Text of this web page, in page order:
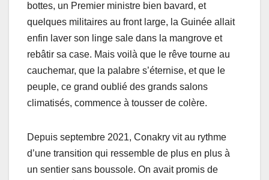
bottes, un Premier ministre bien bavard, et
quelques militaires au front large, la Guinée allait
enfin laver son linge sale dans la mangrove et
rebâtir sa case. Mais voilà que le rêve tourne au
cauchemar, que la palabre s’éternise, et que le
peuple, ce grand oublié des grands salons
climatisés, commence à tousser de colère.
Depuis septembre 2021, Conakry vit au rythme
d’une transition qui ressemble de plus en plus à
un sentier sans boussole. On avait promis de